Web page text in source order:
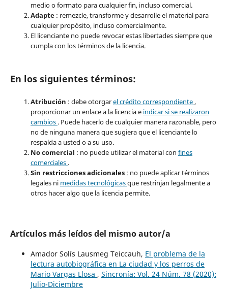
medio o formato para cualquier fin, incluso comercial.
Adapte : remezcle, transforme y desarrolle el material para
cualquier propósito, incluso comercialmente.
El licenciante no puede revocar estas libertades siempre que
cumpla con los términos de la licencia.
En los siguientes términos:
Atribución : debe otorgarel crédito correspondiente,
proporcionar un enlace a la licencia e indicar si se realizaron
cambios . Puede hacerlo de cualquier manera razonable, pero
no de ninguna manera que sugiera que el licenciante lo
respalda a usted o a su uso.
No comercial : no puede utilizar el material con fines
comerciales .
Sin restricciones adicionales : no puede aplicar términos
legales ni medidas tecnológicasque restrinjan legalmente a
otros hacer algo que la licencia permite.
Artículos más leídos del mismo autor/a
Amador Solís Lausmeg Teiccauh, El problema de la
lectura autobiográfica en La ciudad y los perros de
Mario Vargas Llosa , Sincronía: Vol. 24 Núm. 78 (2020):
Julio-Diciembre